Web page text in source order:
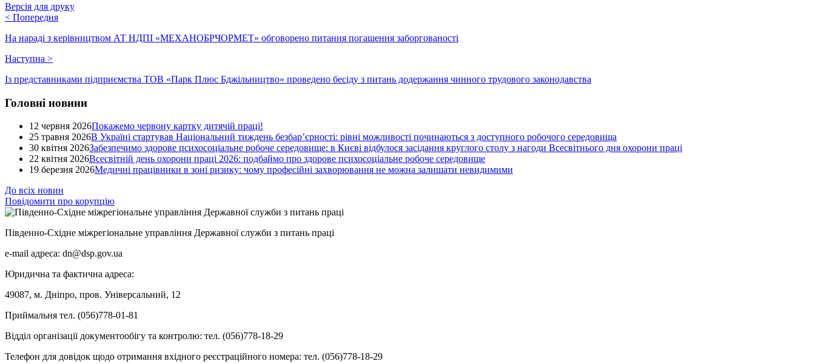
Версія для друку
< Попередня
На нараді з керівництвом АТ НДПІ «МЕХАНОБРЧОРМЕТ» обговорено питання погашення заборгованості
Наступна >
Із представниками підприємства ТОВ «Парк Плюс Бджільництво» проведено бесіду з питань додержання чинного трудового законодавства
Головні новини
12 червня 2026Покажемо червону картку дитячій праці!
25 травня 2026В Україні стартував Національний тиждень безбар’єрності: рівні можливості починаються з доступного робочого середовища
30 квітня 2026Забезпечимо здорове психосоціальне робоче середовище: в Києві відбулося засідання круглого столу з нагоди Всесвітнього дня охорони праці
22 квітня 2026Всесвітній день охорони праці 2026: подбаймо про здорове психосоціальне робоче середовище
19 березня 2026Медичні працівники в зоні ризику: чому професійні захворювання не можна залишати невидимими
До всіх новин
Повідомити про корупцію
Південно-Східне міжрегіональне управління Державної служби з питань праці
e-mail адреса: dn@dsp.gov.ua
Юридична та фактична адреса:
49087, м. Дніпро, пров. Універсальний, 12
Приймальня тел. (056)778-01-81
Відділ організації документообігу та контролю: тел. (056)778-18-29
Телефон для довідок щодо отримання вхідного реєстраційного номера: тел. (056)778-18-29